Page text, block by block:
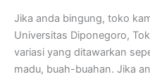
Jika anda bingung, toko
Universitas Diponegoro,
variasi yang ditawarkan
madu, buah-buahan. Jika